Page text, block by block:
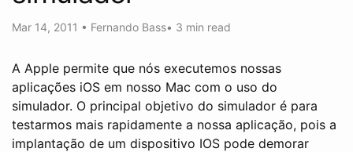
Mar 14, 2011 • Fernando Bass• 3 min read
A Apple permite que nós executemos nossas
aplicações iOS em nosso Mac com o uso do
simulador. O principal objetivo do simulador é para
testarmos mais rapidamente a nossa aplicação, pois a
implantação de um dispositivo IOS pode demorar